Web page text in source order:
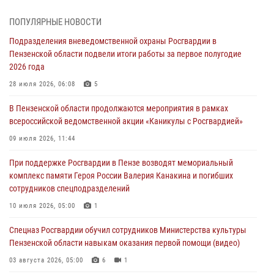
В Пензе сотрудники Росгвардии оказали помощь
05 августа 2026, 04:00
В Пензе при силовой поддержке Росгвардии пресечена
деятельность ОПГ, маскировавшейся под реабилитационный центр
В Управлении Росгвардии по Пензенской области подвели итоги
04 августа 2026, 06:08
Росгвардия обеспечила безопасность праздничных мероприятий в
День ВДВ в Пензе
ПОПУЛЯРНЫЕ НОВОСТИ
Подразделения вневедомственной охраны Росгвардии в
Пензенской области подвели итоги работы за первое полугодие
2026 года
28 июля 2026, 06:08 5
В Пензенской области продолжаются мероприятия в рамках
всероссийской ведомственной акции «Каникулы с Росгвардией»
09 июля 2026, 11:44
При поддержке Росгвардии в Пензе возводят мемориальный
комплекс памяти Героя России Валерия Канакина и погибших
сотрудников спецподразделений
10 июля 2026, 05:00 1
Спецназ Росгвардии обучил сотрудников Министерства культуры
Пензенской области навыкам оказания первой помощи (видео)
03 августа 2026, 05:00 6 1